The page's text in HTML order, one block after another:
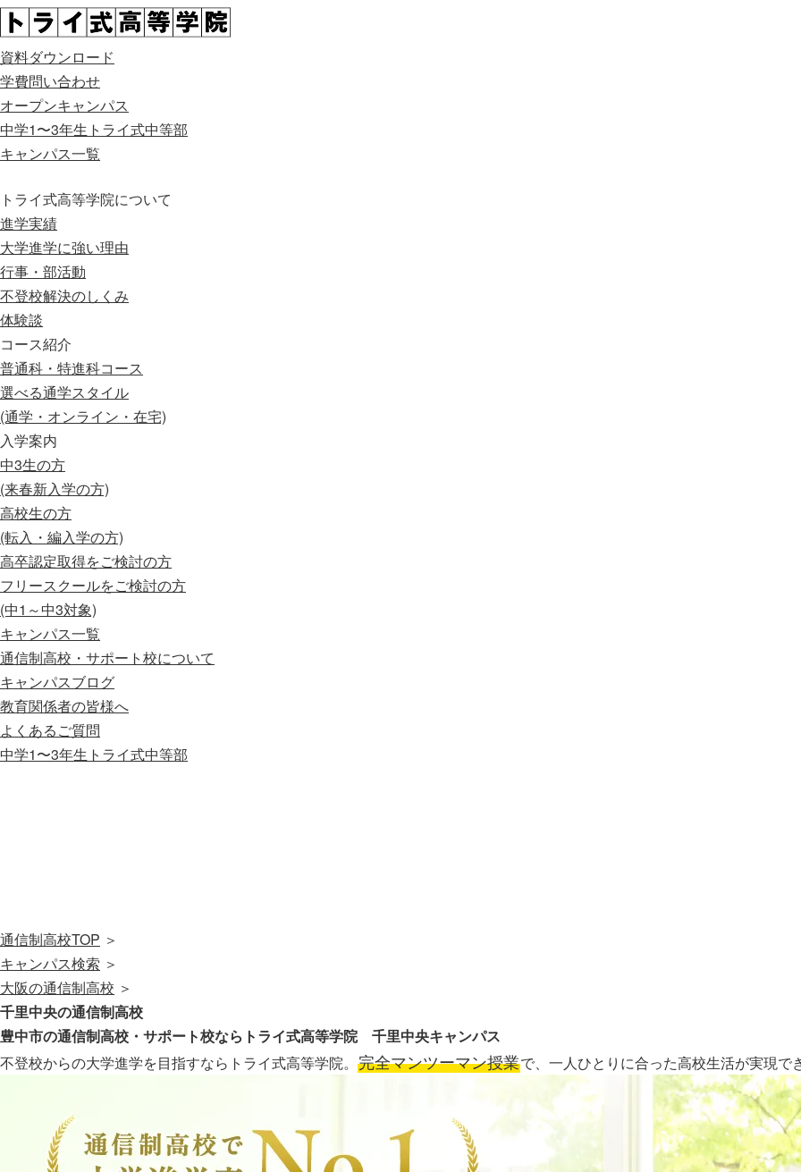
資料ダウンロード
学費問い合わせ
オープンキャンパス
中学1〜3年生 トライ式中等部
キャンパス一覧
トライ式高等学院について
進学実績
大学進学に強い理由
行事・部活動
不登校解決のしくみ
体験談
コース紹介
普通科・特進科コース
選べる通学スタイル
(通学・オンライン・在宅)
入学案内
中3生の方
(来春新入学の方)
高校生の方
(転入・編入学の方)
高卒認定取得をご検討の方
フリースクールをご検討の方
(中1～中3対象)
キャンパス一覧
通信制高校・サポート校について
キャンパスブログ
教育関係者の皆様へ
よくあるご質問
中学1〜3年生 トライ式中等部
通信制高校TOP ＞
キャンパス検索 ＞
大阪の通信制高校 ＞
千里中央の通信制高校
豊中市の通信制高校・サポート校なら トライ式高等学院 千里中央キャンパス
不登校からの大学進学を目指すならトライ式高等学院。 完全マンツーマン授業で、一人ひとりに合った高校生活が実現で